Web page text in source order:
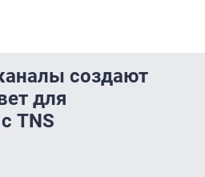
создают
для
TNS